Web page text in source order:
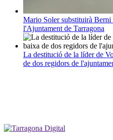
Mario Soler substituirà
l'Ajuntament de Tarragona
La destitució de la líder de
de dos regidors de